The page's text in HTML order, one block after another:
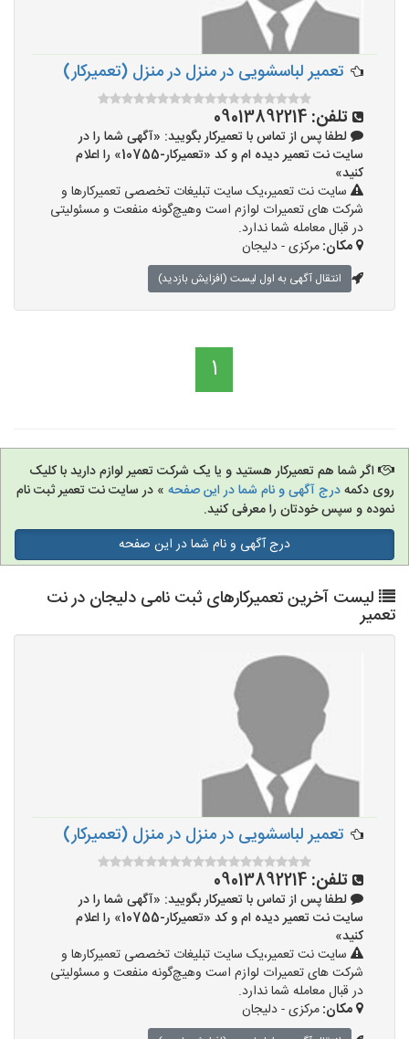
تعمیر لباسشویی در منزل در منزل (تعمیرکار)
تلفن: 09013892214
لطفا پس از تماس با تعمیرکار بگویید: «آگهی شما را در
سایت نت تعمیر دیده ام و کد «تعمیرکار-10755» را اعلام
کنید»
سایت نت تعمیر،یک سایت تبلیغات تخصصی تعمیرکارها و
شرکت های تعمیرات لوازم است وهیچ‌گونه منفعت و مسئولیتی
در قبال معامله شما ندارد.
مکان:مرکزی - دلیجان
انتقال آگهی به اول لیست (افزایش بازدید)
1
اگر شما هم تعمیرکار هستید و یا یک شرکت تعمیر لوازم دارید با کلیک
روی دکمهدرج آگهی و نام شما در این صفحه » در سایت نت تعمیر ثبت نام
نموده و سپس خودتان را معرفی کنید.
درج آگهی و نام شما در این صفحه
لیست آخرین تعمیرکارهای ثبت نامی دلیجان در نت
تعمیر
تعمیر لباسشویی در منزل در منزل (تعمیرکار)
تلفن: 09013892214
لطفا پس از تماس با تعمیرکار بگویید: «آگهی شما را در
سایت نت تعمیر دیده ام و کد «تعمیرکار-10755» را اعلام
کنید»
سایت نت تعمیر،یک سایت تبلیغات تخصصی تعمیرکارها و
شرکت های تعمیرات لوازم است وهیچ‌گونه منفعت و مسئولیتی
در قبال معامله شما ندارد.
مکان:مرکزی - دلیجان